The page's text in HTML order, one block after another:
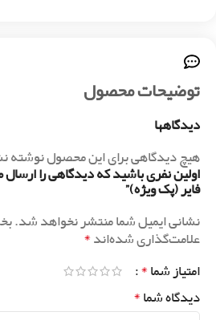
توضیحات محصول
دیدگاهها
هیچ دیدگاهی برای این محصول
فایر (پک ویژه)”
نشانی ایمیل شما منتشر نخواهد شد.
علامت‌گذاری شده‌اند*
امتیاز شما*
دیدگاه شما*